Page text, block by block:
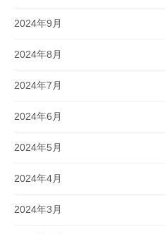
2024年9月
2024年8月
2024年7月
2024年6月
2024年5月
2024年4月
2024年3月